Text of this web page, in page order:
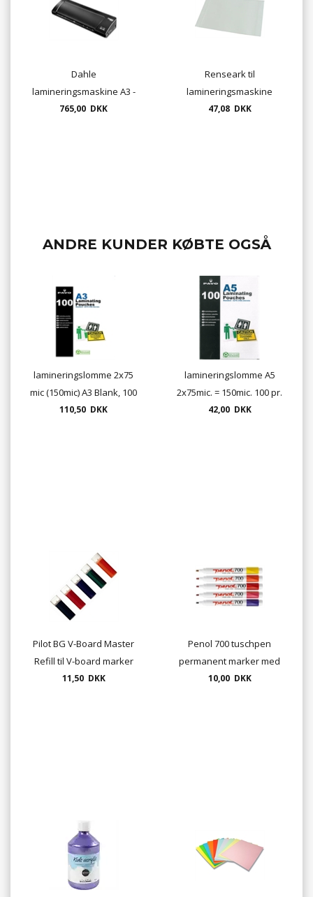
Dahle
lamineringsmaskine A3 -
70203
765,00 DKK
Renseark til
lamineringsmaskine
A4/A3 (5 stk) Leitz
47,08 DKK
ANDRE KUNDER KØBTE OGSÅ
lamineringslomme 2x75
mic (150mic) A3 Blank, 100
pr. pakke
110,50 DKK
lamineringslomme A5
2x75mic. = 150mic. 100 pr.
pk.
42,00 DKK
Pilot BG V-Board Master
Refill til V-board marker
11,50 DKK
Penol 700 tuschpen
permanent marker med
rund spids 1,5mm
10,00 DKK